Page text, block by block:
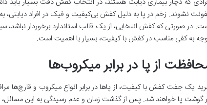
نشوند. زخم در پا به دلیل کفش بی‌کیفیت و فیک در افراد
در صورتی که کفش انتخابی، از یک قالب استاندارد برخوردار
به کفی مناسب در کفش با کیفیت، بسیار با اهمیت است.
از پا در برابر میکروب‌ها
یک جفت کفش با کیفیت، از پا‌ها در برابر انواع میکروب و
گوشت پا خواهند شد. پس از گذشت زمان و عدم رسیدگی به این مسائل،